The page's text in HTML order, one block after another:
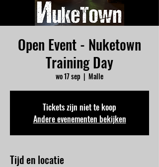
Open Event - Nuketown
Training Day
wo 17 sep
  |
Malle
Tickets zijn niet te koop
Andere evenementen bekijken
Tijd en locatie